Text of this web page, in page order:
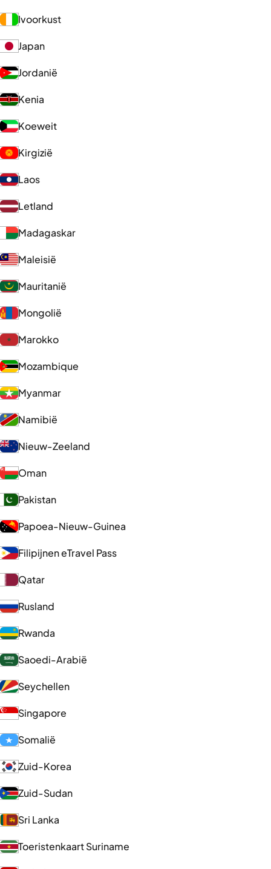
Ivoorkust
Japan
Jordanië
Kenia
Koeweit
Kirgizië
Laos
Letland
Madagaskar
Maleisië
Mauritanië
Mongolië
Marokko
Mozambique
Myanmar
Namibië
Nieuw-Zeeland
Oman
Pakistan
Papoea-Nieuw-Guinea
Filipijnen eTravel Pass
Qatar
Rusland
Rwanda
Saoedi-Arabië
Seychellen
Singapore
Somalië
Zuid-Korea
Zuid-Sudan
Sri Lanka
Toeristenkaart Suriname